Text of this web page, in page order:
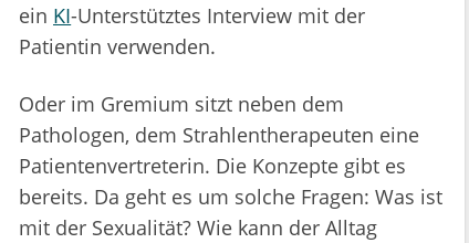
ein KI-Unterstütztes Interview mit der
Patientin verwenden.
Oder im Gremium sitzt neben dem
Pathologen, dem Strahlentherapeuten eine
Patientenvertreterin. Die Konzepte gibt es
bereits. Da geht es um solche Fragen: Was ist
mit der Sexualität? Wie kann der Alltag